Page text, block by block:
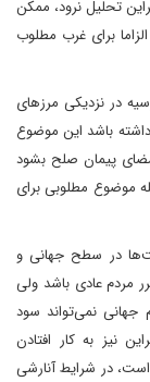
تحلیل نرود، ممکن
برای غرب مطلوب
در نزدیکی مرزهای
باشد این موضوع
پیمان صلح بشود
موضوع مطلوبی برای
در سطح جهانی و
مردم عادی باشد ولی
جهانی نمی‌تواند سود
نیز به کار افتادن
در شرایط آنارشی